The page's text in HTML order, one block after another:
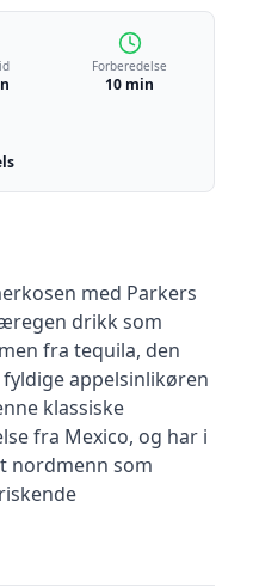
Forberedelse
10 min
med Parkers
drikk som
fra tequila, den
appelsinlikøren
klassiske
fra Mexico, og har i
nordmenn som